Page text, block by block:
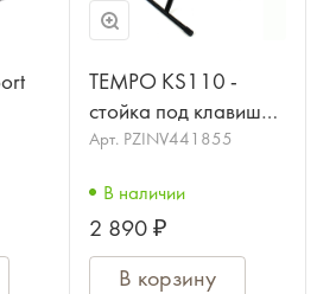
TEMPO KS110 -
стойка под клавиши с
защелкой
Арт. PZINV441855
В наличии
2 890 ₽
В корзину